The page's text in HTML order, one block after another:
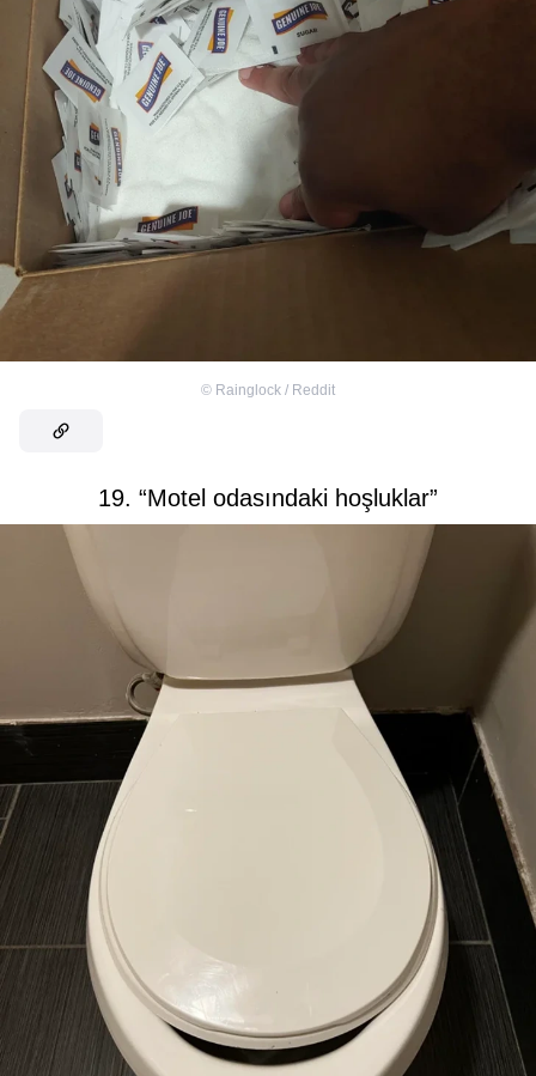
© Rainglock / Reddit
19. “Motel odasındaki hoşluklar”